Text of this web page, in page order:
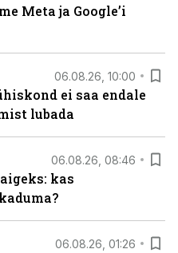
Meta ja Google’i
06.08.26, 10:00
ei saa endale
lubada
06.08.26, 08:46
kas
06.08.26, 01:26